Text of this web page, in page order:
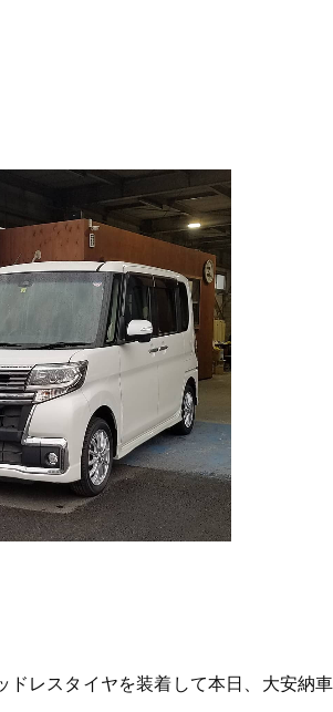
レスタイヤを装着して本日、大安納車